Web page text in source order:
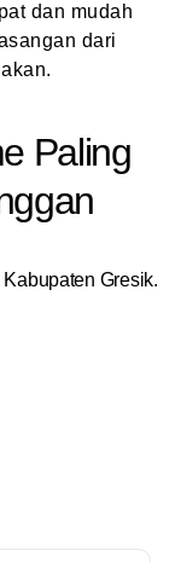
dan mudah
dari
Paling
Gresik.